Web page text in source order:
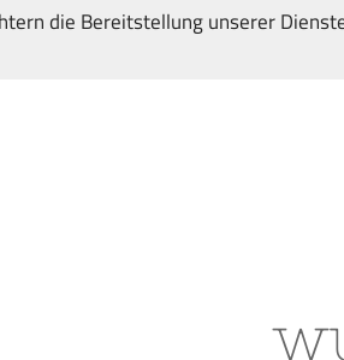
die Bereitstellung unserer